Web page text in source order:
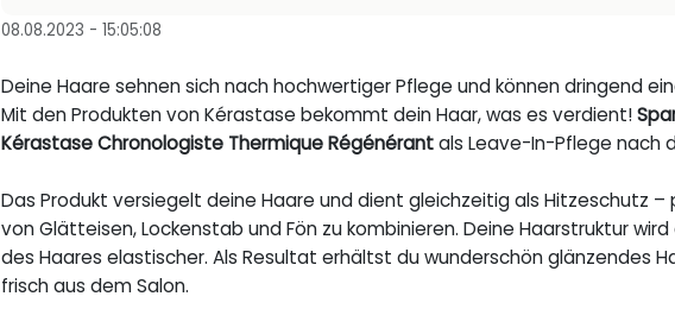
08.08.2023 - 15:05:08
Deine Haare sehnen sich nach hochwertiger Pflege und können dringend
Mit den Produkten von Kérastase bekommt dein Haar, was es verdient!
Kérastase Chronologiste Thermique Régénérantals Leave-In-Pflege nach
Das Produkt versiegelt deine Haare und dient gleichzeitig als Hitzeschutz
von Glätteisen, Lockenstab und Fön zu kombinieren. Deine Haarstruktur
des Haares elastischer. Als Resultat erhältst du wunderschön glänzendes
frisch aus dem Salon.